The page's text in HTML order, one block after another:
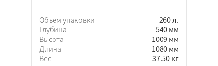
Объем упаковки
260 л.
Глубина
540 мм
Высота
1009 мм
Длина
1080 мм
Вес
37.50 кг